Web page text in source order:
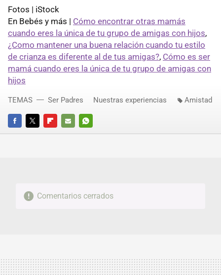
Fotos | iStock
En Bebés y más | Cómo encontrar otras mamás
cuando eres la única de tu grupo de amigas con hijos,
¿Como mantener una buena relación cuando tu estilo
de crianza es diferente al de tus amigas?, Cómo es ser
mamá cuando eres la única de tu grupo de amigas con
hijos
FACEBOOKTWITTERFLIPBOARD
E-
WHATSAPP
TEMAS Ser Padres Nuestras experiencias Amistad
Comentarios cerrados